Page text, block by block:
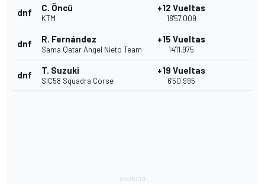
dnf C. Öncü
KTM
+12 Vueltas
18'57.009
dnf R. Fernández
Sama Qatar Angel Nieto Team
+15 Vueltas
14'11.975
dnf T. Suzuki
SIC58 Squadra Corse
+19 Vueltas
6'50.995